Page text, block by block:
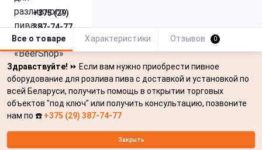
Здравствуйте! ⏩ Если вам нужно приобрести пивное
оборудование для розлива пива с доставкой и установкой по
всей Беларуси, получить помощь в открытии торговых
объектов "под ключ" или получить консультацию, позвоните
нам по ☎️ +375 (29) 387-74-77
Закрыть
+375 (29)
387-74-77
Все о товаре Характеристики Отзывов 0